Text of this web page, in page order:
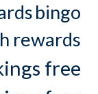
bingo
rewards
free